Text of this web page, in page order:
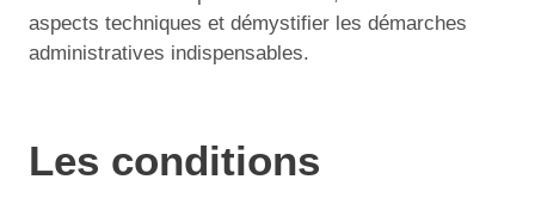
aspects techniques et démystifier les démarches
administratives indispensables.
Les conditions